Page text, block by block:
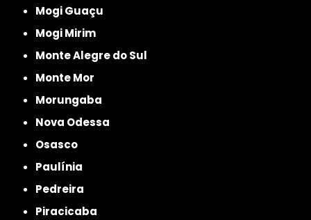
Mogi Guaçu
Mogi Mirim
Monte Alegre do Sul
Monte Mor
Morungaba
Nova Odessa
Osasco
Paulínia
Pedreira
Piracicaba